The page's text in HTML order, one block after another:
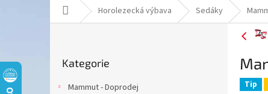
Domů Horolezecká výbava Sedáky
kategorie
Kategorie
Mammut - Doprodej
Tip